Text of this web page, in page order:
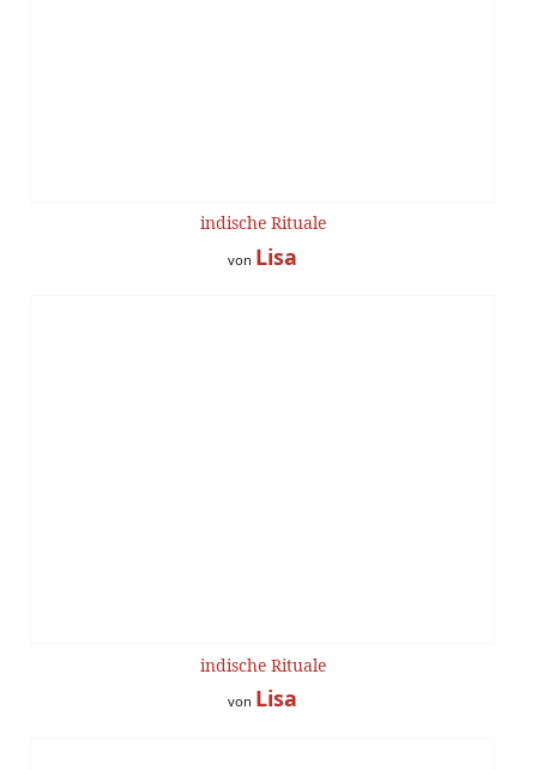
indische Rituale
von Lisa
indische Rituale
von Lisa